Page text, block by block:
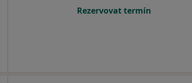
Rezervovat termín